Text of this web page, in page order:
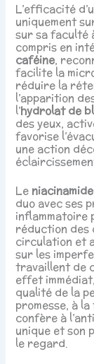
L’efficacité
uniquement
sur sa faculté
compris en
caféine,
facilite la
réduire la
l’apparition
l’hydrolat de
des yeux,
favorise
une action
Le niacinamide
duo avec ses
inflammatoire
réduction des
circulation et
sur les
travaillent de
effet
qualité de la
promesse, à
confère à
unique et son
le regard.